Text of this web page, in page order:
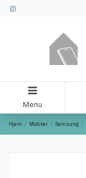
Menu
Hjem Mobiler Samsung